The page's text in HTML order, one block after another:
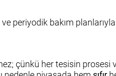
periyodik bakım
çünkü her tesisin prosesi